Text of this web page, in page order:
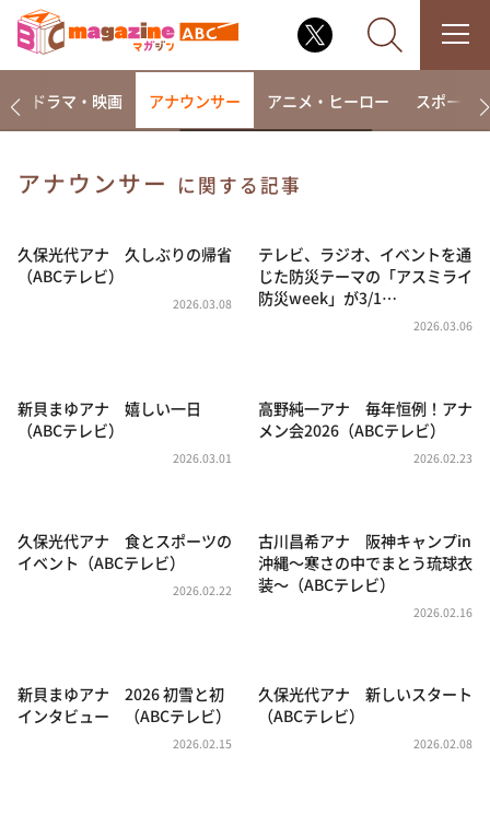
相席食堂
これ余談なんですけど・・・
～人生密着トークバラエティ！～ やすとものいたっ
news おかえり
河合＆A.B.C-Z塚田×福井アナ「なんでやねん！？」
（news おかえり）
本日はダイアンなり！シーズン２
朝だ！生です旅サラダ
新婚さんいらっしゃい！
ポツンと一軒家
ドラマ・映画 アナウンサー アニメ・ヒーロー スポーツ
アナウンサー に関する記事
久保光代アナ 久しぶりの帰省
（ABCテレビ）
2026.03.08
テレビ、ラジオ、イベントを通
じた防災テーマの「アスミライ
防災week」が3/1…
2026.03.06
新貝まゆアナ 嬉しい一日
（ABCテレビ）
2026.03.01
高野純一アナ 毎年恒例！アナ
メン会2026（ABCテレビ）
2026.02.23
久保光代アナ 食とスポーツの
イベント（ABCテレビ）
2026.02.22
古川昌希アナ 阪神キャンプin
沖縄〜寒さの中でまとう琉球衣
装〜（ABCテレビ）
2026.02.16
新貝まゆアナ 2026 初雪と初
インタビュー （ABCテレビ）
2026.02.15
久保光代アナ 新しいスタート
（ABCテレビ）
2026.02.08